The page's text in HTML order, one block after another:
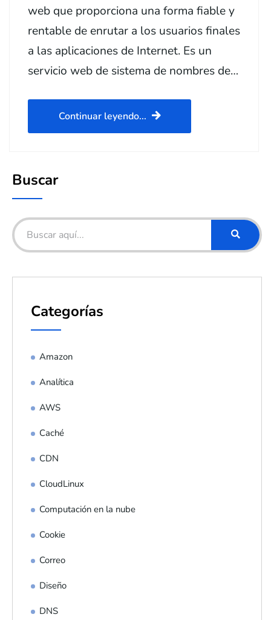
web que proporciona una forma fiable y
rentable de enrutar a los usuarios finales
a las aplicaciones de Internet. Es un
servicio web de sistema de nombres de…
Continuar leyendo...
Buscar
Categorías
Amazon
Analítica
AWS
Caché
CDN
CloudLinux
Computación en la nube
Cookie
Correo
Diseño
DNS